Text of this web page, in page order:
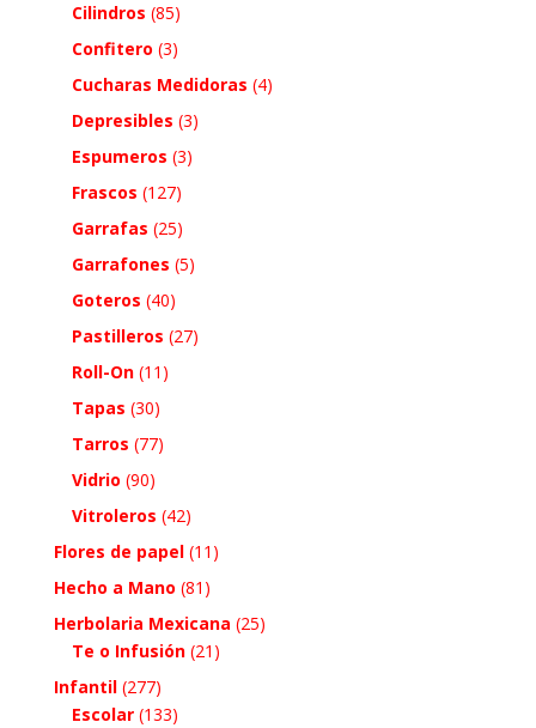
Cilindros (85)
Confitero (3)
Cucharas Medidoras (4)
Depresibles (3)
Espumeros (3)
Frascos (127)
Garrafas (25)
Garrafones (5)
Goteros (40)
Pastilleros (27)
Roll-On (11)
Tapas (30)
Tarros (77)
Vidrio (90)
Vitroleros (42)
Flores de papel (11)
Hecho a Mano (81)
Herbolaria Mexicana (25)
Te o Infusión (21)
Infantil (277)
Escolar (133)